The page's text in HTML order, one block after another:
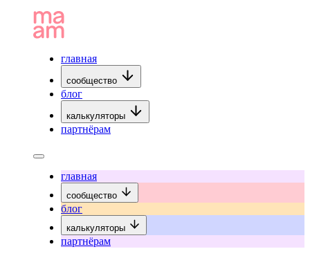
главная
сообщество
блог
калькуляторы
партнёрам
главная
сообщество
блог
калькуляторы
партнёрам